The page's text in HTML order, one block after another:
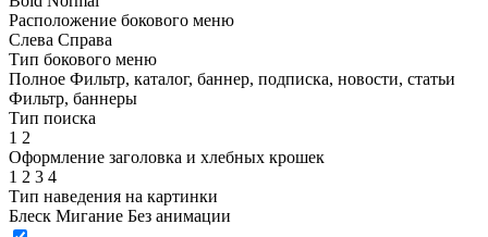
Расположение бокового меню
Слева Справа
Тип бокового меню
Полное Фильтр, каталог, баннер, подписка, новости, статьи
Фильтр, баннеры
Тип поиска
1 2
Оформление заголовка и хлебных крошек
1 2 3 4
Тип наведения на картинки
Блеск Мигание Без анимации